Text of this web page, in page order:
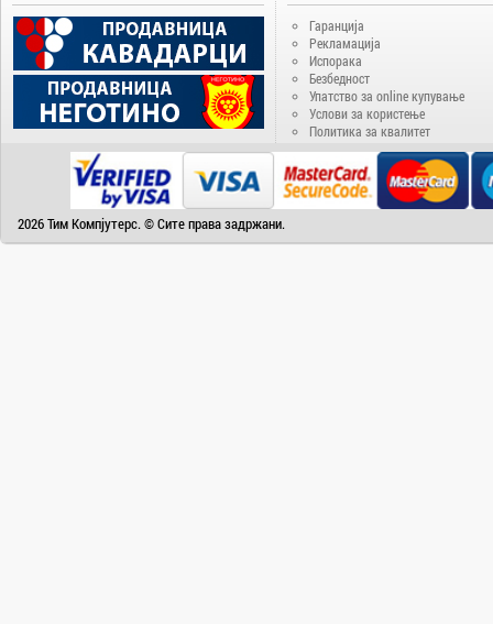
Blackview
Bosch
Broadlink
Brother
Гаранција
Рекламација
Испорака
Безбедност
Упатство за online купување
Услови за користење
Политика за квалитет
2026 Тим Компјутерс. © Сите права задржани.